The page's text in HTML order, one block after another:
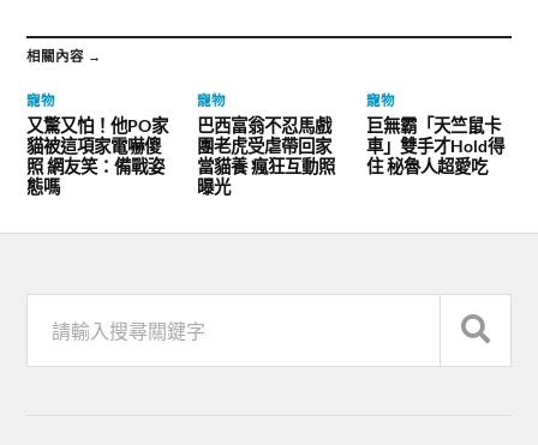
相關內容 →
寵物
又驚又怕！他PO家
貓被這項家電嚇傻
照 網友笑：備戰姿
態嗎
寵物
巴西富翁不忍馬戲
團老虎受虐帶回家
當貓養 瘋狂互動照
曝光
寵物
巨無霸「天竺鼠卡
車」雙手才Hold得
住 秘魯人超愛吃